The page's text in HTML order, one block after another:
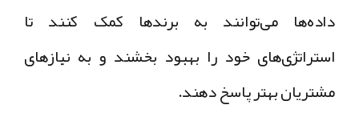
داده‌ها می‌توانند به برندها کمک کنند تا
استراتژی‌های خود را بهبود بخشند و به نیازهای
مشتریان بهتر پاسخ دهند.